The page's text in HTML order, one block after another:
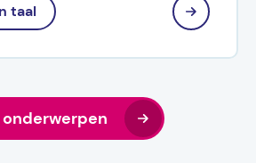
taal
onderwerpen